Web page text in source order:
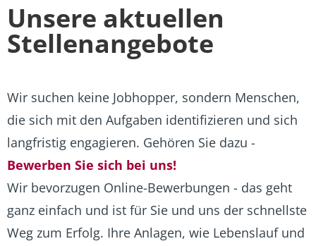
Unsere aktuellen
Stellenangebote
Wir suchen keine Jobhopper, sondern Menschen,
die sich mit den Aufgaben identifizieren und sich
langfristig engagieren. Gehören Sie dazu -
Bewerben Sie sich bei uns!
Wir bevorzugen Online-Bewerbungen - das geht
ganz einfach und ist für Sie und uns der schnellste
Weg zum Erfolg. Ihre Anlagen, wie Lebenslauf und